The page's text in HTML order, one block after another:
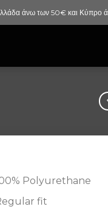
άνω των 50€ και Κύπρο
Polyurethane
fit